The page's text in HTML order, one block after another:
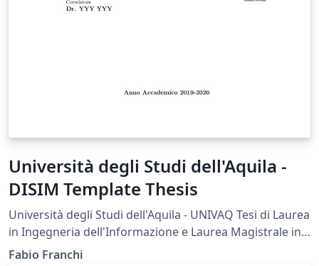
Università degli Studi dell'Aquila -
DISIM Template Thesis
Università degli Studi dell'Aquila - UNIVAQ Tesi di Laurea
in Ingegneria dell'Informazione e Laurea Magistrale in
Ingegneria delle Telecomunicazioni - Dipartimento di
Fabio Franchi